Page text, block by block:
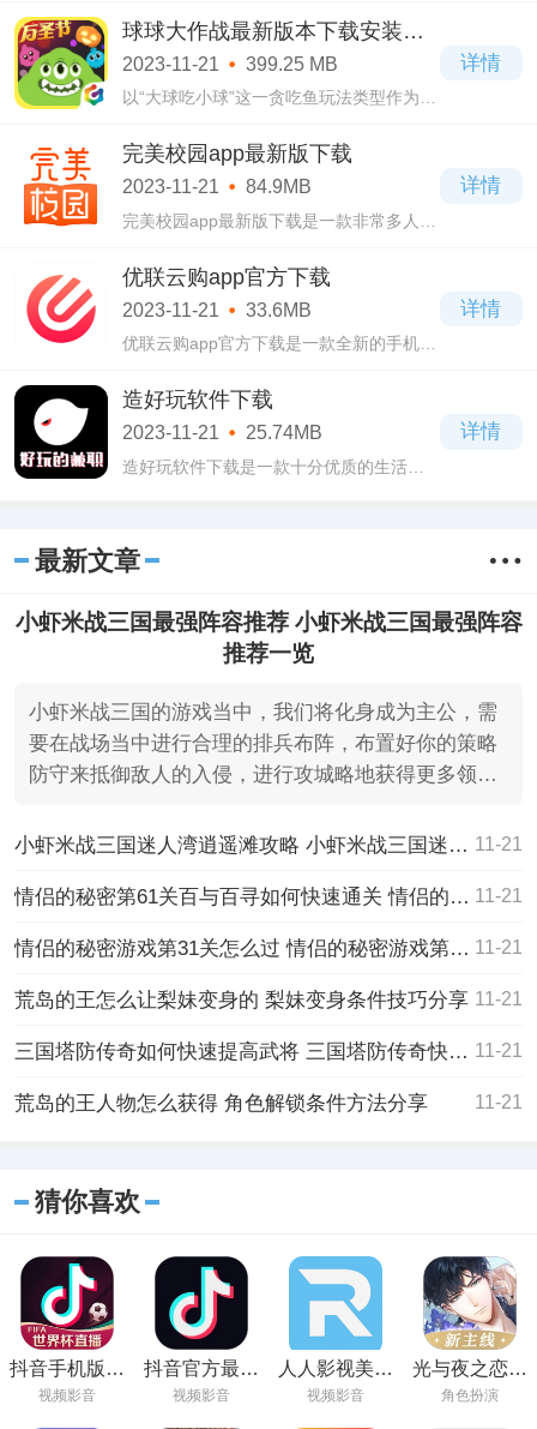
版本下载，就是今天小编要着重介绍与安
利的休闲射击游戏了，有着炫酷的画面也
有着相
球球大作战最新版本下载安装
2023
2023-11-21 399.25 MB
以“大球吃小球”这一贪吃鱼玩法类型作为了
载安装2023，是一款早在15年就已经上线
的游戏，将“鱼”的形象设计成了外观多种多
详情
完美校园app最新版下载
2023-11-21 84.9MB
完美校园app最新版下载是一款非常多人都
使用，提供了很多免费的功能，你们的需
求都是可以得到满足的，不会让你感觉到
失望的
详情
优联云购app官方下载
2023-11-21 33.6MB
优联云购app官方下载是一款全新的手机线
件中涵盖了海量的商品资源，种类齐全且
丰富，你们所需要的从中都是能找到的，
保证你
详情
造好玩软件下载
2023-11-21 25.74MB
造好玩软件下载是一款十分优质的生活服
求，而且
详情
最新文章
小虾米战三国最强阵容推荐 小虾米战三国最强阵容
推荐一览
小虾米战三国的游戏当中，我们将化身成为主公，需
要在战场当中进行合理的排兵布阵，布置好你的策略
防守来抵御敌人的入侵，进行攻城略地获得更多领
小虾米战三国迷人湾逍遥滩攻略 小虾米战三国迷人湾逍遥滩攻略一览 11-21
情侣的秘密第61关百与百寻如何快速通关 情侣的秘密第61关百与百寻快速通关的方法 11-21
情侣的秘密游戏第31关怎么过 情侣的秘密游戏第31关的通关攻略 11-21
荒岛的王怎么让梨妹变身的 梨妹变身条件技巧分享 11-21
三国塔防传奇如何快速提高武将 三国塔防传奇快速提高武将方方法 11-21
荒岛的王人物怎么获得 角色解锁条件方法分享 11-21
猜你喜欢
抖音手机版在
线观看
视频影音
抖音官方最新
版下载
视频影音
人人影视美剧
APP免费版安
视频影音
光与夜之恋免
费官方版
角色扮演